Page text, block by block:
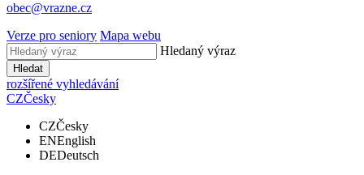
obec@vrazne.cz
Verze pro seniory Mapa webu
Hledaný výraz
Hledat
rozšířené vyhledávání
CZČesky
CZČesky
ENEnglish
DEDeutsch